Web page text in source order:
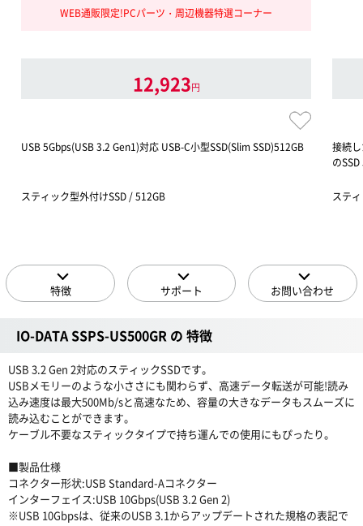
WEB通販限定!PCパーツ・周辺機器特選コーナー
12,923円
USB 5Gbps(USB 3.2 Gen1)対応 USB-C小型SSD(Slim SSD)512GB
スティック型外付けSSD / 512GB
接続
の
ステ
特徴 サポート お問い合わせ
IO-DATA SSPS-US500GR の 特徴
USB 3.2 Gen 2対応のスティックSSDです。
USBメモリーのような小ささにも関わらず、高速データ転送が可能!読み
込み速度は最大500Mb/sと高速なため、容量の大きなデータもスムーズに
読み込むことができます。
ケーブル不要なスティックタイプで持ち運んでの使用にもぴったり。
■製品仕様
コネクター形状:USB Standard-Aコネクター
インターフェイス:USB 10Gbps(USB 3.2 Gen 2)
※USB 10Gbpsは、従来のUSB 3.1からアップデートされた規格の表記で